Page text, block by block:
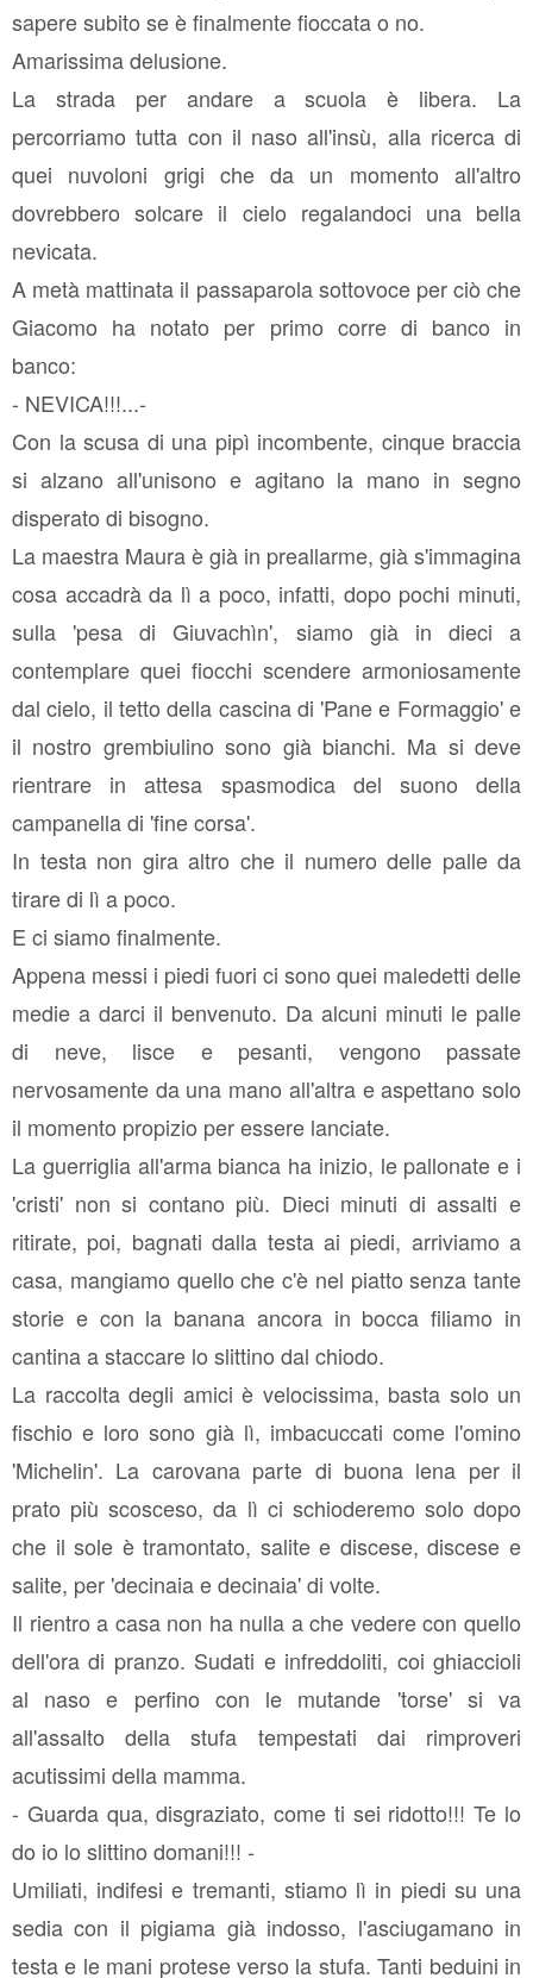
sapere subito se è finalmente fioccata o no.
Amarissima delusione.
La strada per andare a scuola è libera. La
percorriamo tutta con il naso all'insù, alla ricerca di
quei nuvoloni grigi che da un momento all'altro
dovrebbero solcare il cielo regalandoci una bella
nevicata.
A metà mattinata il passaparola sottovoce per ciò che
Giacomo ha notato per primo corre di banco in
banco:
- NEVICA!!!...-
Con la scusa di una pipì incombente, cinque braccia
si alzano all'unisono e agitano la mano in segno
disperato di bisogno.
La maestra Maura è già in preallarme, già s'immagina
cosa accadrà da lì a poco, infatti, dopo pochi minuti,
sulla 'pesa di Giuvachìn', siamo già in dieci a
contemplare quei fiocchi scendere armoniosamente
dal cielo, il tetto della cascina di 'Pane e Formaggio' e
il nostro grembiulino sono già bianchi. Ma si deve
rientrare in attesa spasmodica del suono della
campanella di 'fine corsa'.
In testa non gira altro che il numero delle palle da
tirare di lì a poco.
E ci siamo finalmente.
Appena messi i piedi fuori ci sono quei maledetti delle
medie a darci il benvenuto. Da alcuni minuti le palle
di neve, lisce e pesanti, vengono passate
nervosamente da una mano all'altra e aspettano solo
il momento propizio per essere lanciate.
La guerriglia all'arma bianca ha inizio, le pallonate e i
'cristi' non si contano più. Dieci minuti di assalti e
ritirate, poi, bagnati dalla testa ai piedi, arriviamo a
casa, mangiamo quello che c'è nel piatto senza tante
storie e con la banana ancora in bocca filiamo in
cantina a staccare lo slittino dal chiodo.
La raccolta degli amici è velocissima, basta solo un
fischio e loro sono già lì, imbacuccati come l'omino
'Michelin'. La carovana parte di buona lena per il
prato più scosceso, da lì ci schioderemo solo dopo
che il sole è tramontato, salite e discese, discese e
salite, per 'decinaia e decinaia' di volte.
Il rientro a casa non ha nulla a che vedere con quello
dell'ora di pranzo. Sudati e infreddoliti, coi ghiaccioli
al naso e perfino con le mutande 'torse' si va
all'assalto della stufa tempestati dai rimproveri
acutissimi della mamma.
- Guarda qua, disgraziato, come ti sei ridotto!!! Te lo
do io lo slittino domani!!! -
Umiliati, indifesi e tremanti, stiamo lì in piedi su una
sedia con il pigiama già indosso, l'asciugamano in
testa e le mani protese verso la stufa. Tanti beduini in